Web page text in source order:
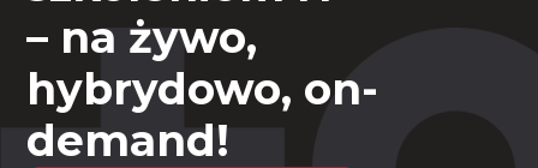
– na żywo,
hybrydowo, on-
demand!